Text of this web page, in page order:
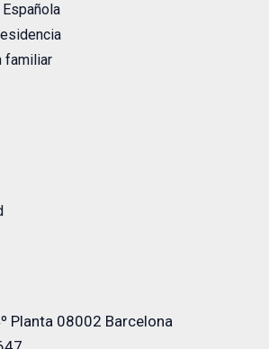
familiar
Planta 08002 Barcelona